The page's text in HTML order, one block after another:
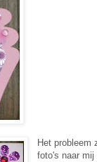
Het probleem
foto's naar mij